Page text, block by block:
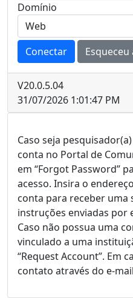
Domínio
Conectar Esqueceu
V20.0.5.04
31/07/2026 1:01:47 PM
Caso seja
conta no Portal de
em “Forgot Password”
acesso. Insira o
conta para receber uma
instruções enviadas por
Caso não possua uma
vinculado a uma
“Request Account”. Em
contato através do e-mail